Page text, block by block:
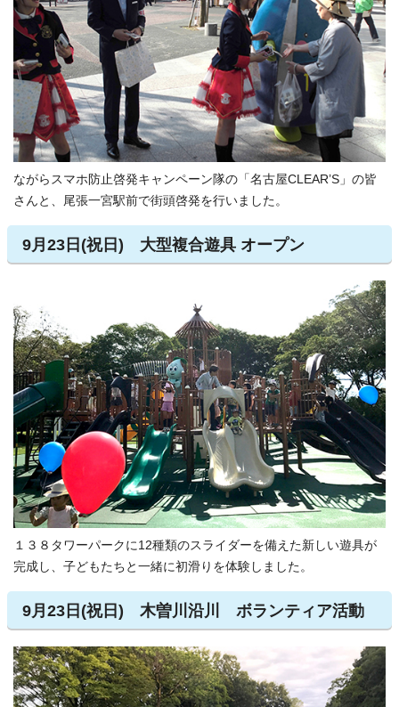
ながらスマホ防止啓発キャンペーン隊の「名古屋CLEAR’S」の皆
さんと、尾張一宮駅前で街頭啓発を行いました。
9月23日(祝日) 大型複合遊具 オープン
１３８タワーパークに12種類のスライダーを備えた新しい遊具が
完成し、子どもたちと一緒に初滑りを体験しました。
9月23日(祝日) 木曽川沿川 ボランティア活動